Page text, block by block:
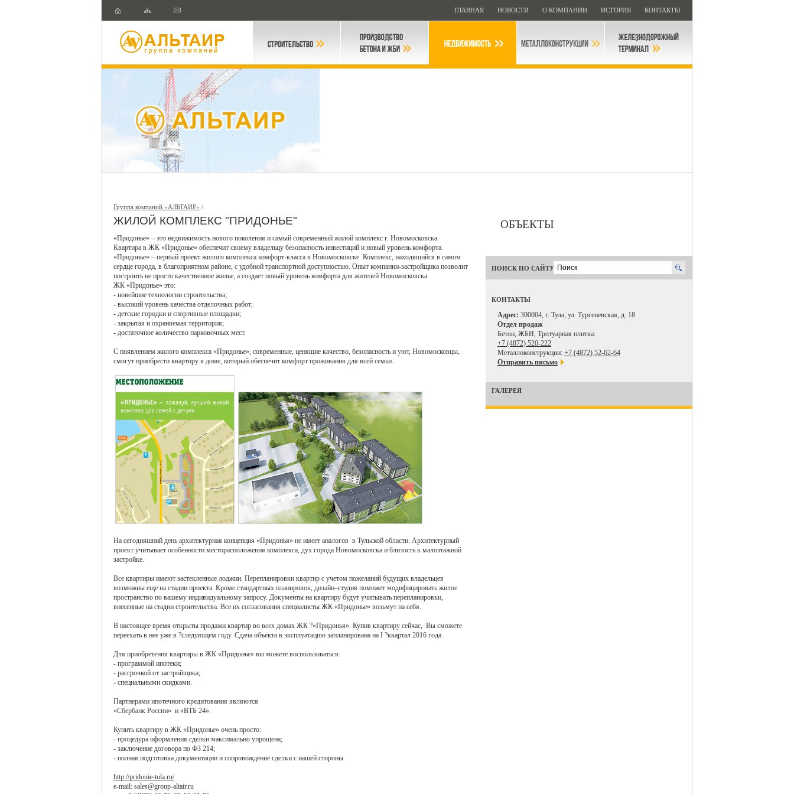
ГЛАВНАЯ НОВОСТИ О КОМПАНИИ ИСТОРИЯ КОНТАКТЫ
Группа компаний «АЛЬТАИР» /
ЖИЛОЙ КОМПЛЕКС "ПРИДОНЬЕ"
«Придонье» – это недвижимость нового поколения и самый современный жилой комплекс г. Новомосковска.
Квартира в ЖК «Придонье» обеспечит своему владельцу безопасность инвестиций и новый уровень комфорта.
«Придонье» – первый проект жилого комплекса комфорт-класса в Новомосковске. Комплекс, находящийся в самом
сердце города, в благоприятном районе, с удобной транспортной доступностью. Опыт компании-застройщика позволит
построить не просто качественное жилье, а создает новый уровень комфорта для жителей Новомосковска.
ЖК «Придонье» это:
- новейшие технологии строительства;
- высокий уровень качества отделочных работ;
- детские городки и спортивные площадки;
- закрытая и охраняемая территория;
- достаточное количество парковочных мест.
С появлением жилого комплекса «Придонье», современные, ценящие качество, безопасность и уют, Новомосковцы,
смогут приобрести квартиру в доме, который обеспечит комфорт проживания для всей семьи.
На сегодняшний день архитектурная концепция «Придонья» не имеет аналогов в Тульской области. Архитектурный
проект учитывает особенности месторасположения комплекса, дух города Новомосковска и близость к малоэтажной
застройке.
Все квартиры имеют застекленные лоджии. Перепланировки квартир с учетом пожеланий будущих владельцев
возможны еще на стадии проекта. Кроме стандартных планировок, дизайн–студия поможет модифицировать жилое
пространство по вашему индивидуальному запросу. Документы на квартиру будут учитывать перепланировки,
внесенные на стадии строительства. Все их согласования специалисты ЖК «Придонье» возьмут на себя.
В настоящее время открыты продажи квартир во всех домах ЖК ?«Придонья». Купив квартиру сейчас, Вы сможете
переехать в нее уже в ?следующем году. Сдача объекта в эксплуатацию запланирована на I ?квартал 2016 года.
Для приобретения квартиры в ЖК «Придонье» вы можете воспользоваться:
- программой ипотеки;
- рассрочкой от застройщика;
- специальными скидками.
Партнерами ипотечного кредитования являются
«Сбербанк России» и «ВТБ 24».
Купить квартиру в ЖК «Придонье» очень просто:
- процедура оформления сделки максимально упрощена;
- заключение договора по ФЗ 214;
- полная подготовка документации и сопровождение сделки с нашей стороны.
http://pridonie-tula.ru/
e-mail: sales@group-altair.ru
ОБЪЕКТЫ
ПОИСК ПО САЙТУ
КОНТАКТЫ
Адрес: 300004, г. Тула, ул. Тургеневская, д. 18
Отдел продаж
Бетон, ЖБИ, Тротуарная плитка:
+7 (4872) 520-222
Металлоконструкции: +7 (4872) 52-62-64
Отправить письмо
ГАЛЕРЕЯ